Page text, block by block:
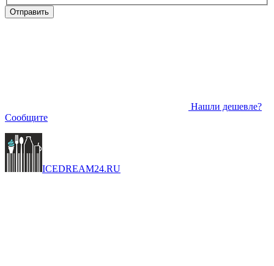
Отправить
Нашли дешевле?
Сообщите
ICEDREAM24.RU